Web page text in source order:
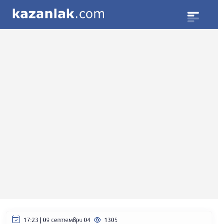
17:23 | 09 септември 04 1305